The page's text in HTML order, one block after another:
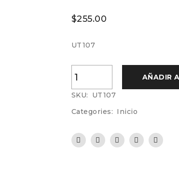
$255.00
UT107
AÑADIR
SKU:
UT107
Categories: Inicio